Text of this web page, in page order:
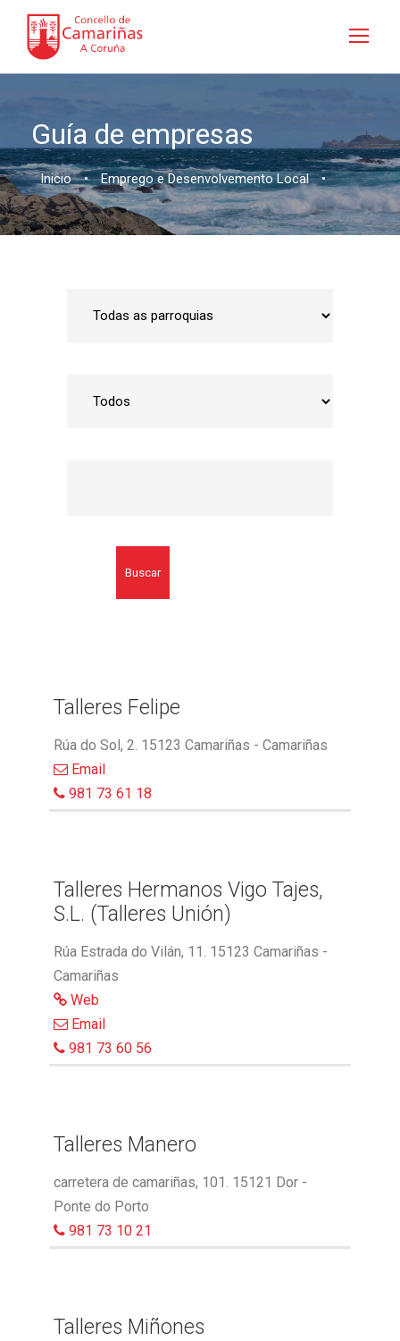
Guía de empresas
Inicio • Emprego e Desenvolvemento Local •
Buscar
Talleres Felipe
Rúa do Sol, 2. 15123 Camariñas - Camariñas
Email
981 73 61 18
Talleres Hermanos Vigo Tajes,
S.L. (Talleres Unión)
Rúa Estrada do Vilán, 11. 15123 Camariñas -
Camariñas
Web
Email
981 73 60 56
Talleres Manero
carretera de camariñas, 101. 15121 Dor -
Ponte do Porto
981 73 10 21
Talleres Miñones